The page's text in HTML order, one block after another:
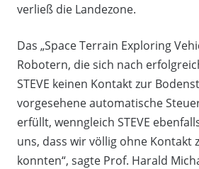
verließ die Landezone.
Das „Space Terrain Exploring
Robotern, die sich nach
STEVE keinen Kontakt zur
vorgesehene automatische
erfüllt, wenngleich STEVE
uns, dass wir völlig ohne Kontakt
konnten“, sagte Prof. Harald